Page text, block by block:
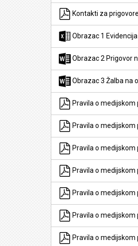
Kontakti za
Obrazac 1
Obrazac 2 Prigovor
Obrazac 3 Žalba na
Pravila o
Pravila o medijskom
Pravila o
Pravila o
Pravila o
Pravila o medijskom
Pravila o